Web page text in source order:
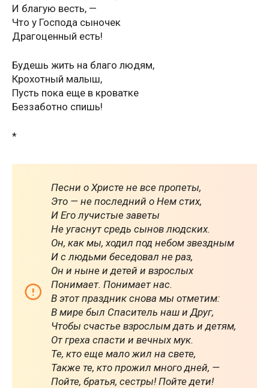
И благую весть, —
Что у Господа сыночек
Драгоценный есть!
Будешь жить на благо людям,
Крохотный малыш,
Пусть пока еще в кроватке
Беззаботно спишь!
*
Песни о Христе не все пропеты,
Это — не последний о Нем стих,
И Его лучистые заветы
Не угаснут средь сынов людских.
Он, как мы, ходил под небом звездным
И с людьми беседовал не раз,
Он и ныне и детей и взрослых
Понимает. Понимает нас.
В этот праздник снова мы отметим:
В мире был Спаситель наш и Друг,
Чтобы счастье взрослым дать и детям,
От греха спасти и вечных мук.
Те, кто еще мало жил на свете,
Также те, кто прожил много дней, —
Пойте, братья, сестры! Пойте дети!